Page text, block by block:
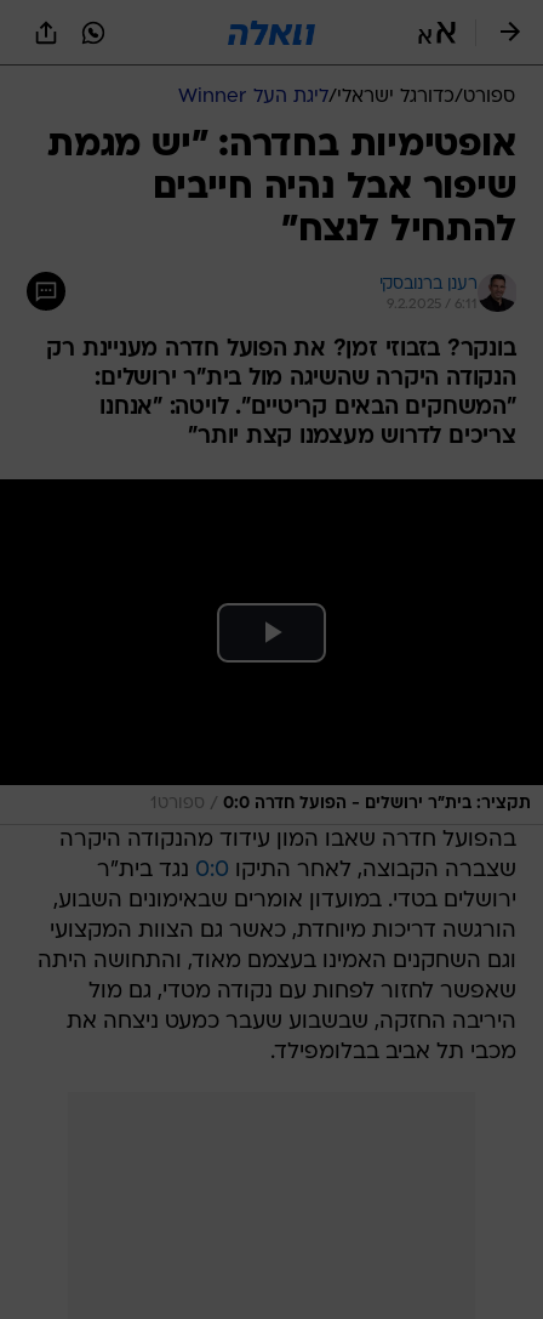
ספורט/כדורגל ישראלי/ליגת העל Winner
אופטימיות בחדרה: "יש מגמת
שיפור אבל נהיה חייבים
להתחיל לנצח"
רענן ברנובסקי
9.2.2025 / 6:11
בונקר? בזבוזי זמן? את הפועל חדרה מעניינת רק
הנקודה היקרה שהשיגה מול בית"ר ירושלים:
"המשחקים הבאים קריטיים". לויטה: "אנחנו
צריכים לדרוש מעצמנו קצת יותר"
תקציר: בית"ר ירושלים - הפועל חדרה 0:0 / ספורט1
בהפועל חדרה שאבו המון עידוד מהנקודה היקרה
שצברה הקבוצה, לאחר התיקו 0:0 נגד בית"ר
ירושלים בטדי. במועדון אומרים שבאימונים השבוע,
הורגשה דריכות מיוחדת, כאשר גם הצוות המקצועי
וגם השחקנים האמינו בעצמם מאוד, והתחושה היתה
שאפשר לחזור לפחות עם נקודה מטדי, גם מול
היריבה החזקה, שבשבוע שעבר כמעט ניצחה את
מכבי תל אביב בבלומפילד.